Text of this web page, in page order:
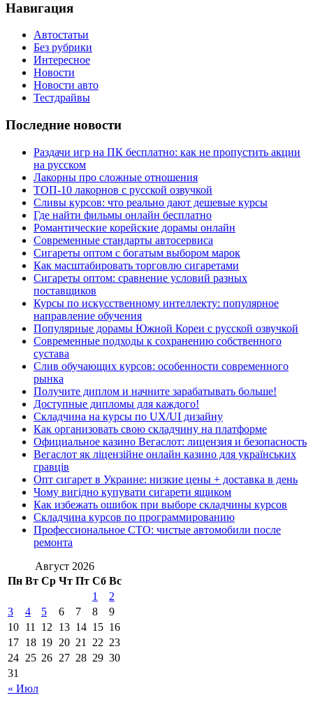
Навигация
Автостатьи
Без рубрики
Интересное
Новости
Новости авто
Тестдрайвы
Последние новости
Раздачи игр на ПК бесплатно: как не пропустить акции
на русском
Лакорны про сложные отношения
ТОП-10 лакорнов с русской озвучкой
Сливы курсов: что реально дают дешевые курсы
Где найти фильмы онлайн бесплатно
Романтические корейские дорамы онлайн
Современные стандарты автосервиса
Сигареты оптом с богатым выбором марок
Как масштабировать торговлю сигаретами
Сигареты оптом: сравнение условий разных
поставщиков
Курсы по искусственному интеллекту: популярное
направление обучения
Популярные дорамы Южной Кореи с русской озвучкой
Современные подходы к сохранению собственного
сустава
Слив обучающих курсов: особенности современного
рынка
Получите диплом и начните зарабатывать больше!
Доступные дипломы для каждого!
Складчина на курсы по UX/UI дизайну
Как организовать свою складчину на платформе
Официальное казино Вегаслот: лицензия и безопасность
Вегаслот як ліцензійне онлайн казино для українських
гравців
Опт сигарет в Украине: низкие цены + доставка в день
Чому вигідно купувати сигарети ящиком
Как избежать ошибок при выборе складчины курсов
Складчина курсов по программированию
Профессиональное СТО: чистые автомобили после
ремонта
Август 2026
Пн Вт Ср Чт Пт Сб Вс
« Июл
1
2
3
4 5 6 7 8
9
10 11 12 13 14 15 16
17 18 19 20 21 22 23
24 25 26 27 28 29 30
31